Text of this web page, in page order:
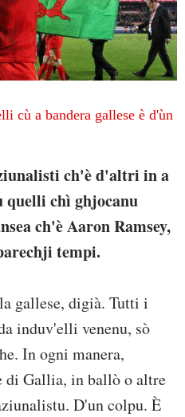
cù a bandera gallese è d'ùn
ch'è d'altri in a
quelli chì ghjocanu
ch'è Aaron Ramsey,
tempi.
gallese, digià. Tutti i
induv'elli venenu, sò
In ogni manera,
di Gallia, in ballò o altre
D'un colpu. È